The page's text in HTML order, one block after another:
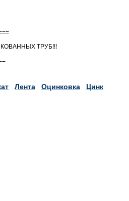
ТРУБ!!!
Лента Оцинковка Цинк